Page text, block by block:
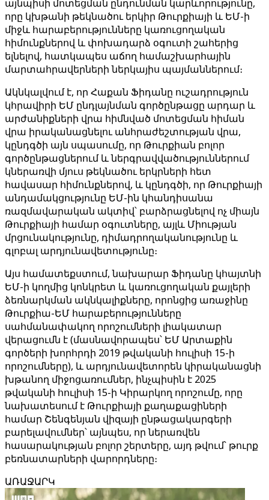
այնպիսի մոտեցման ընդունման կարևորությունը,
որը կխթանի թեկնածու երկիր Թուրքիայի և ԵՄ-ի
միջև հարաբերությունները կառուցողական
հիմունքներով և փոխադարձ օգուտի շահերից
ելնելով, հատկապես աճող համաշխարհային
մարտահրավերների ներկայիս պայմաններում։
Ակնկալվում է, որ Հաքան Ֆիդանը ուշադրություն
կհրավիրի ԵՄ ընդլայնման գործընթացը արդար և
արժանիքների վրա հիմնված մոտեցման հիման
վրա իրականացնելու անհրաժեշտության վրա,
կընդգծի այն սպասումը, որ Թուրքիան բոլոր
գործընթացներում և ներգրավվածություններում
կներառվի մյուս թեկնածու երկրների հետ
հավասար հիմունքներով, և կընդգծի, որ Թուրքիայի
անդամակցությունը ԵՄ-ին կհանդիսանա
ռազմավարական ակտիվ՝ բարձրացնելով ոչ միայն
Թուրքիայի համար օգուտները, այլև Միության
մրցունակությունը, դիմադրողականությունը և
գլոբալ արդյունավետությունը։
Այս համատեքստում, նախարար Ֆիդանը կհայտնի
ԵՄ-ի կողմից կոնկրետ և կառուցողական քայլերի
ձեռնարկման ակնկալիքները, որոնցից առաջինը
Թուրքիա-ԵՄ հարաբերությունները
սահմանափակող որոշումների լիակատար
վերացումն է (մասնավորապես՝ ԵՄ Արտաքին
գործերի խորհրդի 2019 թվականի հուլիսի 15-ի
որոշումները), և արդյունավետորեն կիրականացնի
խթանող միջոցառումներ, ինչպիսին է 2025
թվականի հուլիսի 15-ի Կիրարկող որոշումը, որը
նախատեսում է Թուրքիայի քաղաքացիների
համար Շենգենյան վիզայի ընթացակարգերի
բարելավումներ՝ այնպես, որ ներառվեն
հասարակության բոլոր շերտերը, այդ թվում՝ թուրք
բեռնատարների վարորդները։
ԱՌԱՋԱՐԿ